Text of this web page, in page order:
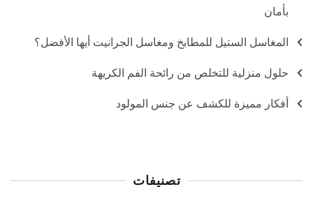
بأمان
المغاسل الستيل للمطابخ ومغاسل الجرانيت أيها الأفضل؟
حلول منزلية للتخلص من رائحة الفم الكريهة
أفكار مميزة للكشف عن جنس المولود
تصنيفات